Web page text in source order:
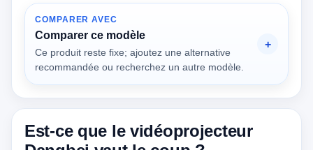
COMPARER AVEC
Comparer ce modèle
Ce produit reste fixe; ajoutez une alternative
recommandée ou recherchez un autre modèle.
Est-ce que le vidéoprojecteur